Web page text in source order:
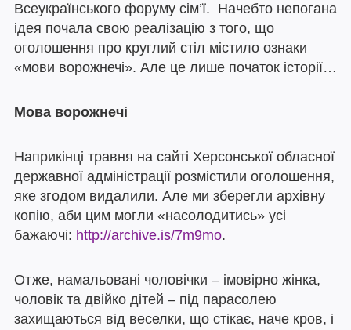
Всеукраїнського форуму сім’ї. Начебто непогана
ідея почала свою реалізацію з того, що
оголошення про круглий стіл містило ознаки
«мови ворожнечі». Але це лише початок історії…
Мова ворожнечі
Наприкінці травня на сайті Херсонської обласної
державної адміністрації розмістили оголошення,
яке згодом видалили. Але ми зберегли архівну
копію, аби цим могли «насолодитись» усі
бажаючі: http://archive.is/7m9mo.
Отже, намальовані чоловічки – імовірно жінка,
чоловік та двійко дітей – під парасолею
захищаються від веселки, що стікає, наче кров, і